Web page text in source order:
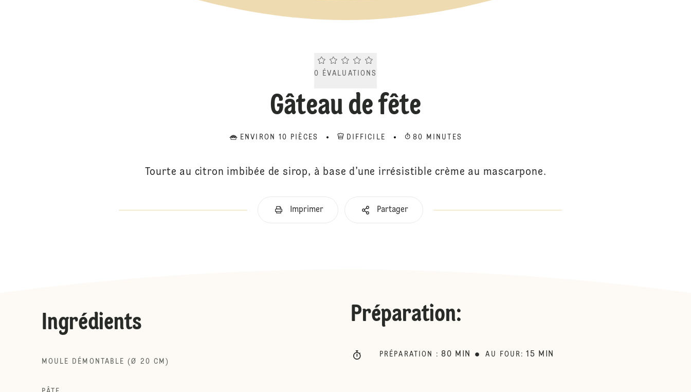
Current rating 0.0. Click to rate.
0 ÉVALUATIONS
Gâteau de fête
ENVIRON 10 PIÈCES DIFFICILE 80 MINUTES
Tourte au citron imbibée de sirop, à base d’une irrésistible crème au mascarpone.
Imprimer Partager
Ingrédients
MOULE DÉMONTABLE (Ø 20 CM)
Préparation:
PRÉPARATION : 80 MIN AU FOUR : 15 MIN